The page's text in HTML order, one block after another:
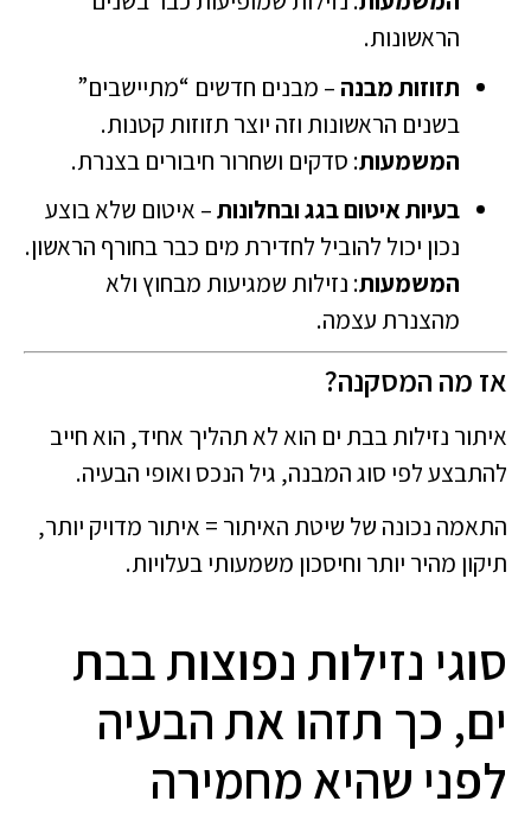
הראשונות.
תזוזות מבנה – מבנים חדשים “מתיישבים”
בשנים הראשונות וזה יוצר תזוזות קטנות.
המשמעות: סדקים ושחרור חיבורים בצנרת.
בעיות איטום בגג ובחלונות– איטום שלא בוצע
נכון יכול להוביל לחדירת מים כבר בחורף הראשון.
המשמעות: נזילות שמגיעות מבחוץ ולא
מהצנרת עצמה.
אז מה המסקנה?
איתור נזילות בבת ים הוא לא תהליך אחיד, הוא חייב
להתבצע לפי סוג המבנה, גיל הנכס ואופי הבעיה.
התאמה נכונה של שיטת האיתור = איתור מדויק יותר,
תיקון מהיר יותר וחיסכון משמעותי בעלויות.
סוגי נזילות נפוצות בבת
ים, כך תזהו את הבעיה
לפני שהיא מחמירה